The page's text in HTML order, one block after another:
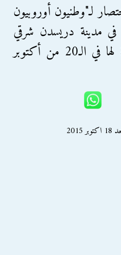
لـ"وطنيون أوروبيون
مدينة دريسدن شرقي
ألمانيا وخرجت في أول مظاهرة لها في الـ20 من أكتوبر